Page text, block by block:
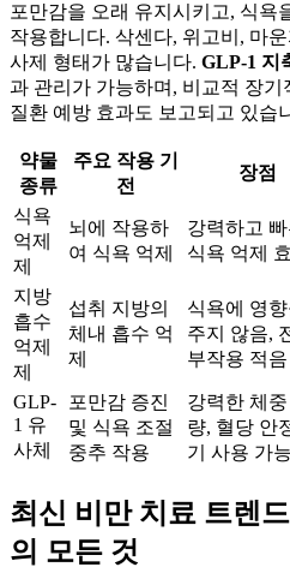
포만감을 오래 유지시키고, 식욕
작용합니다. 삭센다, 위고비, 마
사제 형태가 많습니다. GLP-1 지
과 관리가 가능하며, 비교적 장
질환 예방 효과도 보고되고 있습
약물
종류
주요 작용 기
전
장점
식욕
억제
제
뇌에 작용하
여 식욕 억제
강력하고
식욕 억제
지방
흡수
억제
제
섭취 지방의
체내 흡수 억
제
식욕에 영
주지 않음,
부작용 적음
GLP-
1 유
사체
포만감 증진
및 식욕 조절
중추 작용
강력한 체
량, 혈당 안
기 사용 가능
최신 비만 치료 트렌
의 모든 것